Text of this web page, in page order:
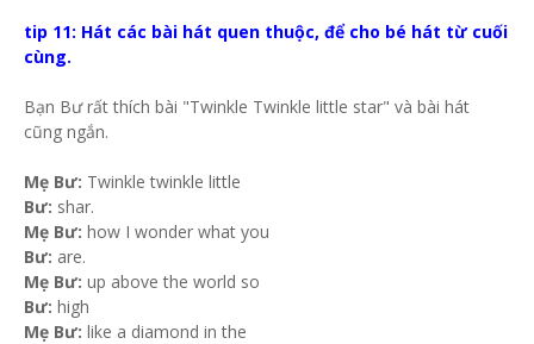
tip 11: Hát các bài hát quen thuộc, để cho bé hát từ cuối
cùng.
Bạn Bư rất thích bài "Twinkle Twinkle little star" và bài hát
cũng ngắn.
Mẹ Bư: Twinkle twinkle little
Bư: shar.
Mẹ Bư: how I wonder what you
Bư: are.
Mẹ Bư: up above the world so
Bư: high
Mẹ Bư: like a diamond in the